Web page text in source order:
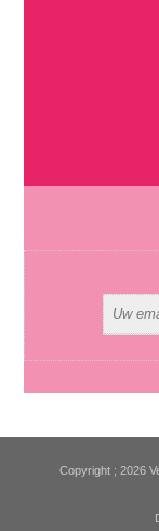
Copyright ; 2026